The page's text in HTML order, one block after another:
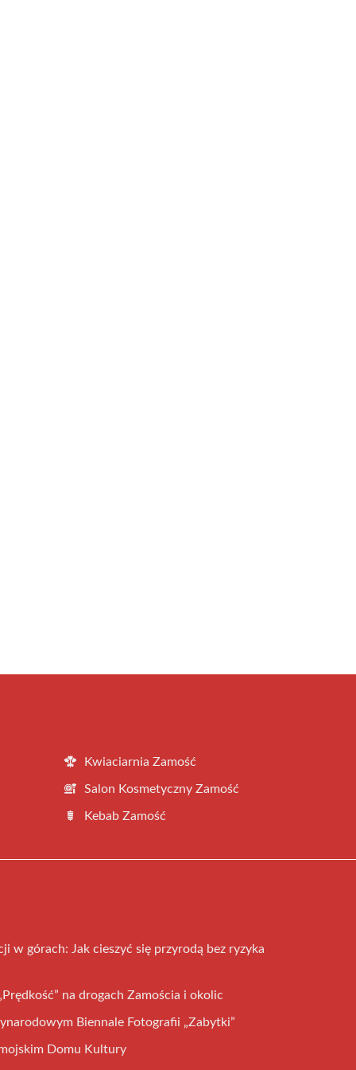
Kwiaciarnia Zamość
Salon Kosmetyczny Zamość
Kebab Zamość
w górach: Jak cieszyć się przyrodą bez ryzyka
na drogach Zamościa i okolic
Biennale Fotografii „Zabytki”
Domu Kultury